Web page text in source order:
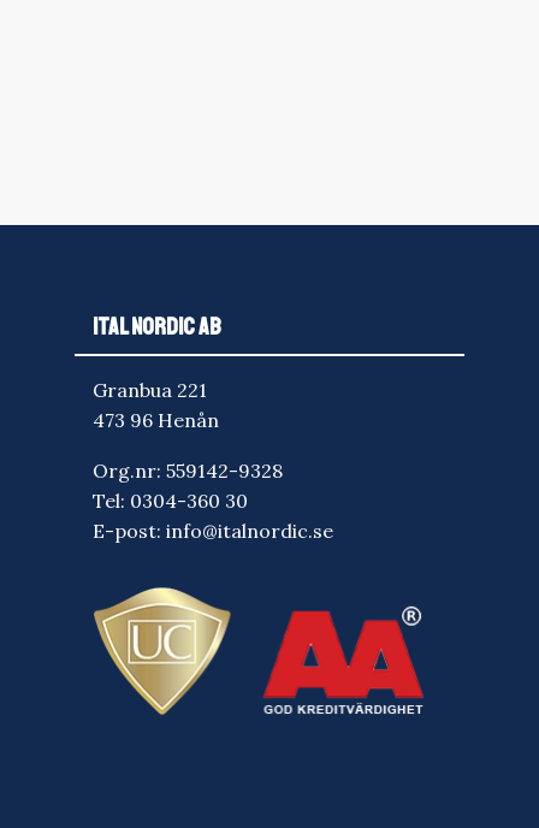
ITAL NORDIC AB
Granbua 221
473 96 Henån
Org.nr: 559142-9328
Tel: 0304-360 30
E-post: info@italnordic.se